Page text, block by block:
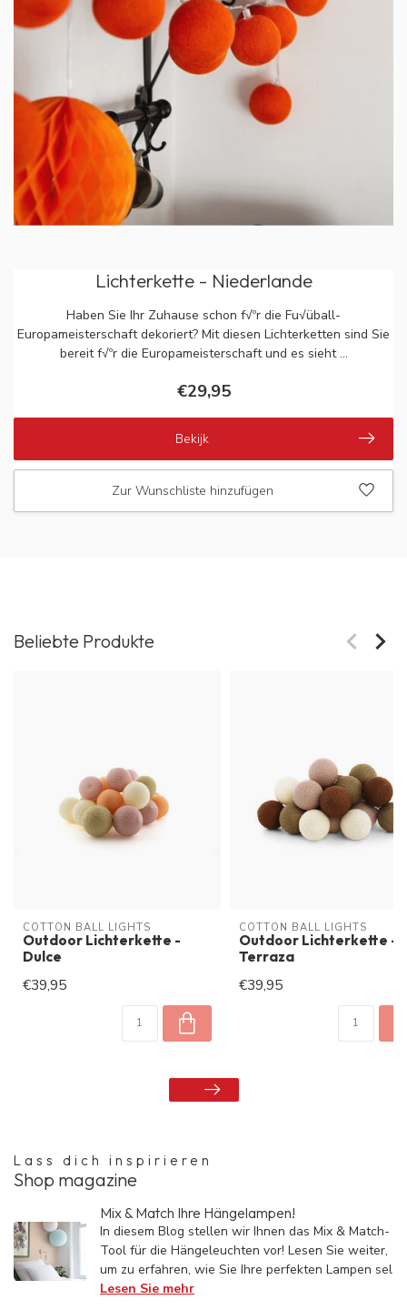
Lichterkette - Niederlande
Haben Sie Ihr Zuhause schon f√ºr die Fu√üball-
Europameisterschaft dekoriert? Mit diesen Lichterketten sind Sie
bereit f√ºr die Europameisterschaft und es sieht ...
€29,95
Bekijk
Zur Wunschliste hinzufügen
Beliebte Produkte
COTTON BALL LIGHTS
Outdoor Lichterkette -
Dulce
€39,95
COTTON BALL LIGHTS
Outdoor Lichterkette -
Terraza
€39,95
Lass dich inspirieren
Shop magazine
Mix & Match Ihre Hängelampen!
In diesem Blog stellen wir Ihnen das Mix & Match-
Tool für die Hängeleuchten vor! Lesen Sie weiter,
um zu erfahren, wie Sie Ihre perfekten Lampen sel
Lesen Sie mehr